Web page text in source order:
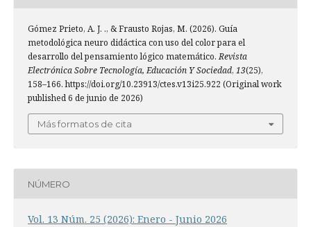
Gómez Prieto, A. J. ., & Frausto Rojas, M. (2026). Guía
metodológica neuro didáctica con uso del color para el
desarrollo del pensamiento lógico matemático.Revista
Electrónica Sobre Tecnología, Educación Y Sociedad, 13(25),
158–166. https://doi.org/10.23913/ctes.v13i25.922 (Original work
published 6 de junio de 2026)
Más formatos de cita
NÚMERO
Vol. 13 Núm. 25 (2026): Enero - Junio 2026